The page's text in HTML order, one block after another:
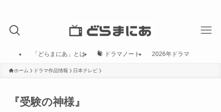
「どらまにあ」とは ドラマノート 2026年ドラマ
ホーム ドラマ作品情報 日本テレビ
『受験の神様』